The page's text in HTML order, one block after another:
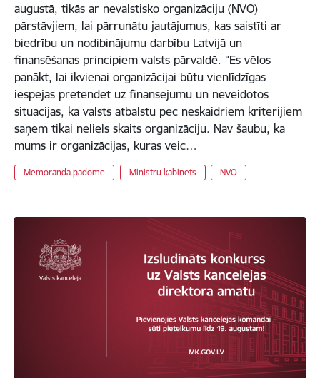
augustā, tikās ar nevalstisko organizāciju (NVO)
pārstāvjiem, lai pārrunātu jautājumus, kas saistīti ar
biedrību un nodibinājumu darbību Latvijā un
finansēšanas principiem valsts pārvaldē. “Es vēlos
panākt, lai ikvienai organizācijai būtu vienlīdzīgas
iespējas pretendēt uz finansējumu un neveidotos
situācijas, ka valsts atbalstu pēc neskaidriem kritērijiem
saņem tikai neliels skaits organizāciju. Nav šaubu, ka
mums ir organizācijas, kuras veic…
Memoranda padome Ministru kabinets NVO